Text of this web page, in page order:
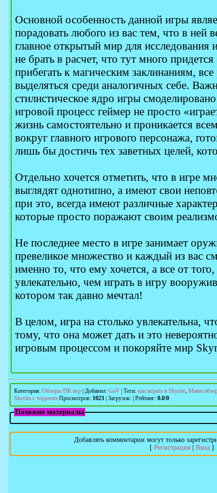
Основной особенность данной игры
порадовать любого из вас тем, что в ней
главное открытый мир для исследования
не брать в расчет, что тут много
прибегать к магическим заклинаниям, все
выделяться среди аналогичных себе.
стилистическое ядро игры
игровой процесс геймер не просто
жизнь самостоятельно и проникается
вокруг главного игрового персонажа,
лишь бы достичь тех заветных целей,
Отдельно хочется отметить, что в игре
выглядят однотипно, а имеют свои
при это, всегда имеют различные
которые просто поражают своим
Не последнее место в игре занимает
превеликое множество и каждый из вас
именно то, что ему хочется, а все от того,
увлекательно, чем играть в игру
котором так давно мечтал!
В целом, игра на столько увлекательна,
тому, что она может дать и это
игровым процессом и покоряйте мир
Категория: Обзоры ПК игр Добавил: GaV Теги: как играть в Skyrim, Мини
Skyrim с торрента Просмотров: 1023 Загрузок: Рейтинг: 0.0/0
Похожие материалы
Добавлять комментарии могут только
[ Регистрация| Вход]